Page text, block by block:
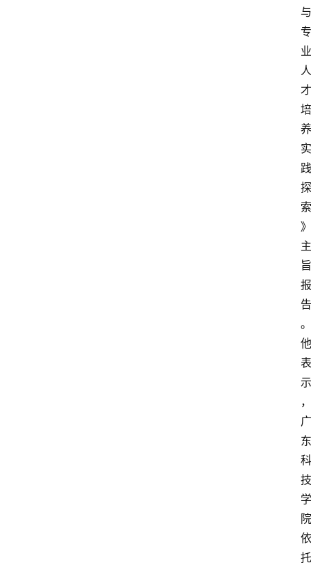
与
专
业
人
才
培
养
实
践
探
索
》
主
旨
报
告
。
他
表
示
，
广
东
科
技
学
院
依
托